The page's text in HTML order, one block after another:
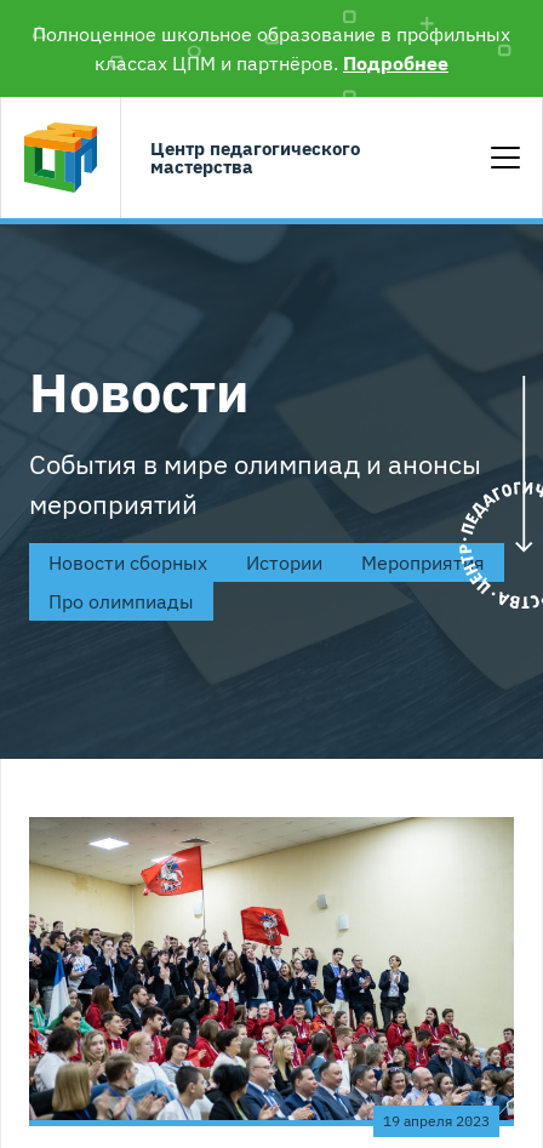
Полноценное школьное образование в профильных
классах ЦПМ и партнёров. Подробнее
Центр педагогического
мастерства
Новости
События в мире олимпиад и анонсы
мероприятий
Новости сборных Истории
Мероприятия
Про олимпиады
19 апреля 2023